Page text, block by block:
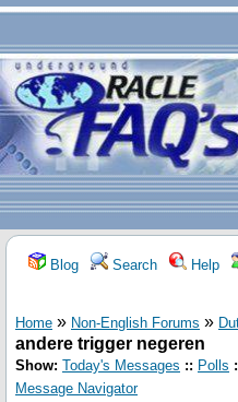
Blog Search Help
Home » Non-English Forums »
andere trigger negeren
Show: Today's Messages :: Polls
Message Navigator